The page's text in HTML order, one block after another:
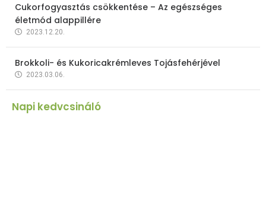
Cukorfogyasztás csökkentése – Az egészséges
életmód alappillére
2023.12.20.
Brokkoli- és Kukoricakrémleves Tojásfehérjével
2023.03.06.
Napi kedvcsináló